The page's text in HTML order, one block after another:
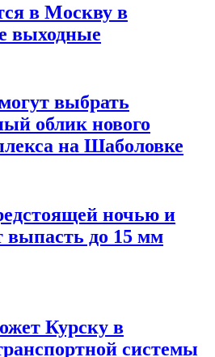
в Москву в
выходные
выбрать
облик нового
на Шаболовке
ночью и
выпасть до 15 мм
Курску в
системы